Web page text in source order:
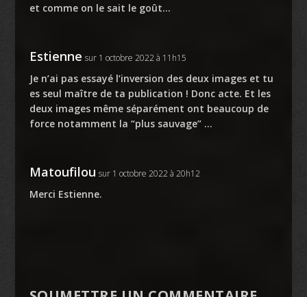
et comme on le sait le goût…
Estienne sur 1 octobre 2022 à 11h15
Je n’ai pas essayé l’inversion des deux images et tu
es seul maître de ta publication ! Donc acte. Et les
deux images même séparément ont beaucoup de
force notamment la “plus sauvage” …
Matoufilou sur 1 octobre 2022 à 20h12
Merci Estienne.